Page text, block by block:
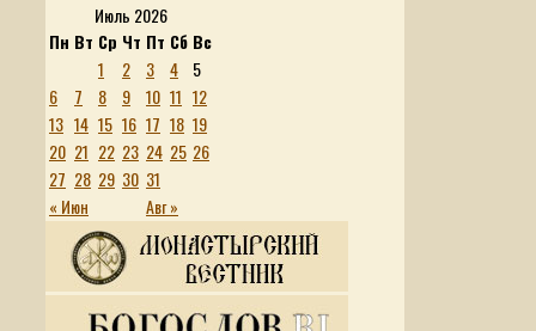
Июль 2026
Пн Вт Ср Чт Пт Сб Вс
« Июн Авг »
1 2 3 4
5
6
7 8 9 10 11 12
13 14 15 16 17 18 19
20 21 22 23 24 25 26
27 28 29 30 31